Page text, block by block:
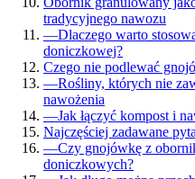
tradycyjnego nawozu
—Dlaczego warto
doniczkowej?
Czego nie podlewać
—Rośliny, których nie
nawożenia
—Jak łączyć kompost i
Najczęściej zadawane
—Czy gnojówkę z
doniczkowych?